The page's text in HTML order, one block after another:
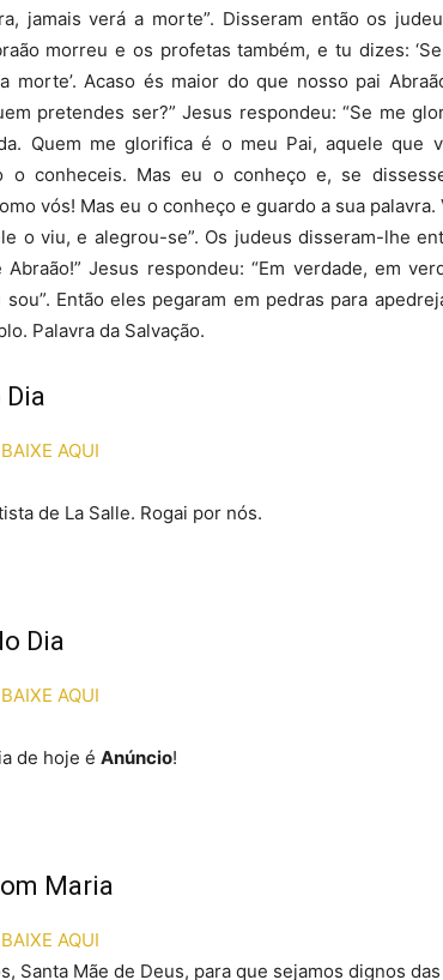
jamais verá a morte”. Disseram então os
morreu e os profetas também, e tu dizes:
morte’. Acaso és maior do que nosso pai
pretendes ser?” Jesus respondeu: “Se me
Quem me glorifica é o meu Pai, aquele que
o conheceis. Mas eu o conheço e, se
vós! Mas eu o conheço e guardo a sua
o viu, e alegrou-se”. Os judeus disseram-lhe
Jesus respondeu: “Em verdade, em
Então eles pegaram em pedras para
Palavra da Salvação.
AQUI
de La Salle. Rogai por nós.
Dia
AQUI
de hoje é Anúncio!
Maria
AQUI
Santa Mãe de Deus, para que sejamos dignos